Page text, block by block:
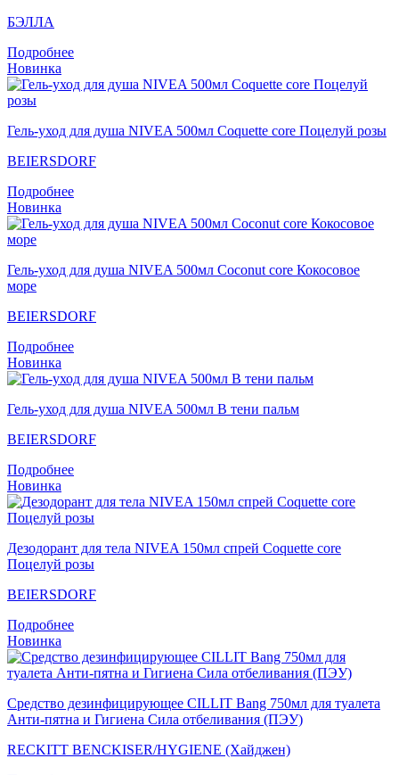
БЭЛЛА
Подробнее
Новинка
Гель-уход для душа NIVEA 500мл Coquette core Поцелуй розы
BEIERSDORF
Подробнее
Новинка
Гель-уход для душа NIVEA 500мл Coconut core Кокосовое
море
BEIERSDORF
Подробнее
Новинка
Гель-уход для душа NIVEA 500мл В тени пальм
BEIERSDORF
Подробнее
Новинка
Дезодорант для тела NIVEA 150мл спрей Coquette core
Поцелуй розы
BEIERSDORF
Подробнее
Новинка
Средство дезинфицирующее CILLIT Bang 750мл для туалета
Анти-пятна и Гигиена Сила отбеливания (ПЭУ)
RECKITT BENCKISER/HYGIENE (Хайджен)